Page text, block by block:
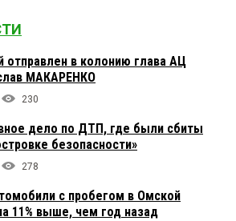
отправлен в колонию глава АЦ
МАКАРЕНКО
230
дело по ДТП, где были сбиты
безопасности»
278
с пробегом в Омской
11% выше, чем год назад